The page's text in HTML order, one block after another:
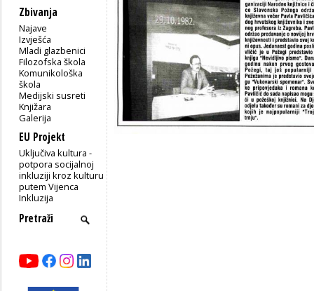
Zbivanja
Najave
Izvješća
Mladi glazbenici
Filozofska škola
Komunikološka
škola
Medijski susreti
Knjižara
Galerija
EU Projekt
Uključiva kultura -
potpora socijalnoj
inkluziji kroz kulturu
putem Vijenca
Inkluzija